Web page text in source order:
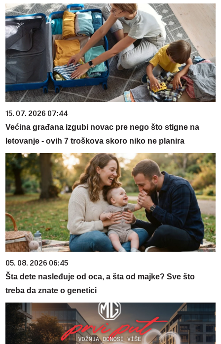
15. 07. 2026 07:44
Većina građana izgubi novac pre nego što stigne na
letovanje - ovih 7 troškova skoro niko ne planira
05. 08. 2026 06:45
Šta dete nasleđuje od oca, a šta od majke? Sve što
treba da znate o genetici